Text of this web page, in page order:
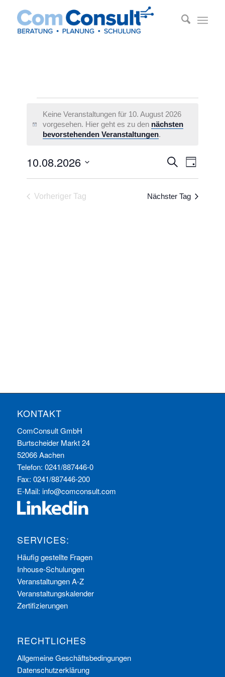
Veranstaltungen
10.
August
Hinweis
Keine Veranstaltungen für 10. August 2026
vorgesehen. Hier geht es zu den nächsten
bevorstehenden Veranstaltungen.
Suche
und
SucheTag
10.08.2026
Datum
Vorheriger Tag Nächster Tag
KONTAKT
ComConsult GmbH
Burtscheider Markt 24
52066 Aachen
Telefon: 0241/887446-0
Fax: 0241/887446-200
E-Mail: info@comconsult.com
SERVICES:
Häufig gestellte Fragen
Inhouse-Schulungen
Veranstaltungen A-Z
Veranstaltungskalender
Zertifizierungen
RECHTLICHES
Allgemeine Geschäftsbedingungen
Datenschutzerklärung